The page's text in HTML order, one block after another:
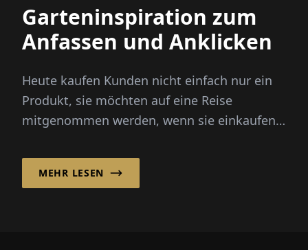
Garteninspiration zum
Anfassen und Anklicken
Heute kaufen Kunden nicht einfach nur ein
Produkt, sie möchten auf eine Reise
mitgenommen werden, wenn sie einkaufen,
wie...
MEHR LESEN